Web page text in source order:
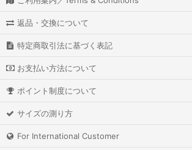
返品・交換について
特定商取引法に基づく表記
お支払い方法について
ポイント制度について
サイズの測り方
For International Customer